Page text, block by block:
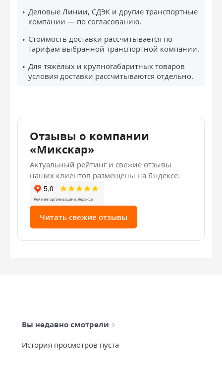
Деловые Линии, СДЭК и другие транспортные
компании — по согласованию.
Стоимость доставки рассчитывается по
тарифам выбранной транспортной компании.
Для тяжёлых и крупногабаритных товаров
условия доставки рассчитываются отдельно.
Отзывы о компании
«Микскар»
Актуальный рейтинг и свежие отзывы
наших клиентов размещены на Яндексе.
Читать свежие отзывы
Вы недавно смотрели
История просмотров пуста